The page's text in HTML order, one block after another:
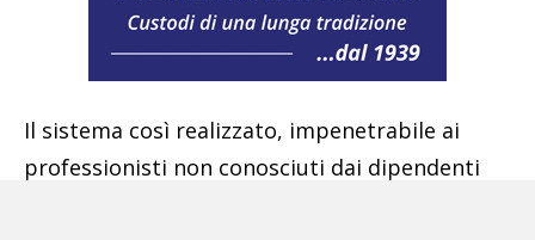
Il sistema così realizzato, impenetrabile ai
professionisti non conosciuti dai dipendenti